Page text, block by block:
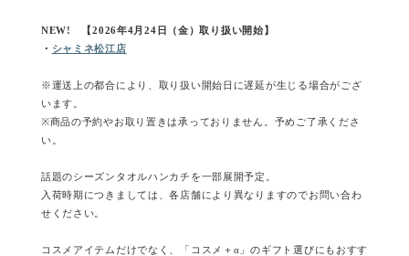
NEW! 【2026年4月24日（金）取り扱い開始】
・ シャミネ松江店
※運送上の都合により、取り扱い開始日に遅延が生じる場合がござ
います。
※商品の予約やお取り置きは承っておりません。予めご了承くださ
い。
話題のシーズンタオルハンカチを一部展開予定。
入荷時期につきましては、各店舗により異なりますのでお問い合わ
せください。
コスメアイテムだけでなく、「コスメ＋α」のギフト選びにもおすす